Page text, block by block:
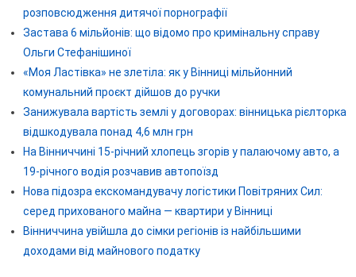
розповсюдження дитячої порнографії
Застава 6 мільйонів: що відомо про кримінальну справу
Ольги Стефанішиної
«Моя Ластівка» не злетіла: як у Вінниці мільйонний
комунальний проєкт дійшов до ручки
Занижувала вартість землі у договорах: вінницька рієлторка
відшкодувала понад 4,6 млн грн
На Вінниччині 15-річний хлопець згорів у палаючому авто, а
19-річного водія розчавив автопоїзд
Нова підозра екскомандувачу логістики Повітряних Сил:
серед прихованого майна — квартири у Вінниці
Вінниччина увійшла до сімки регіонів із найбільшими
доходами від майнового податку